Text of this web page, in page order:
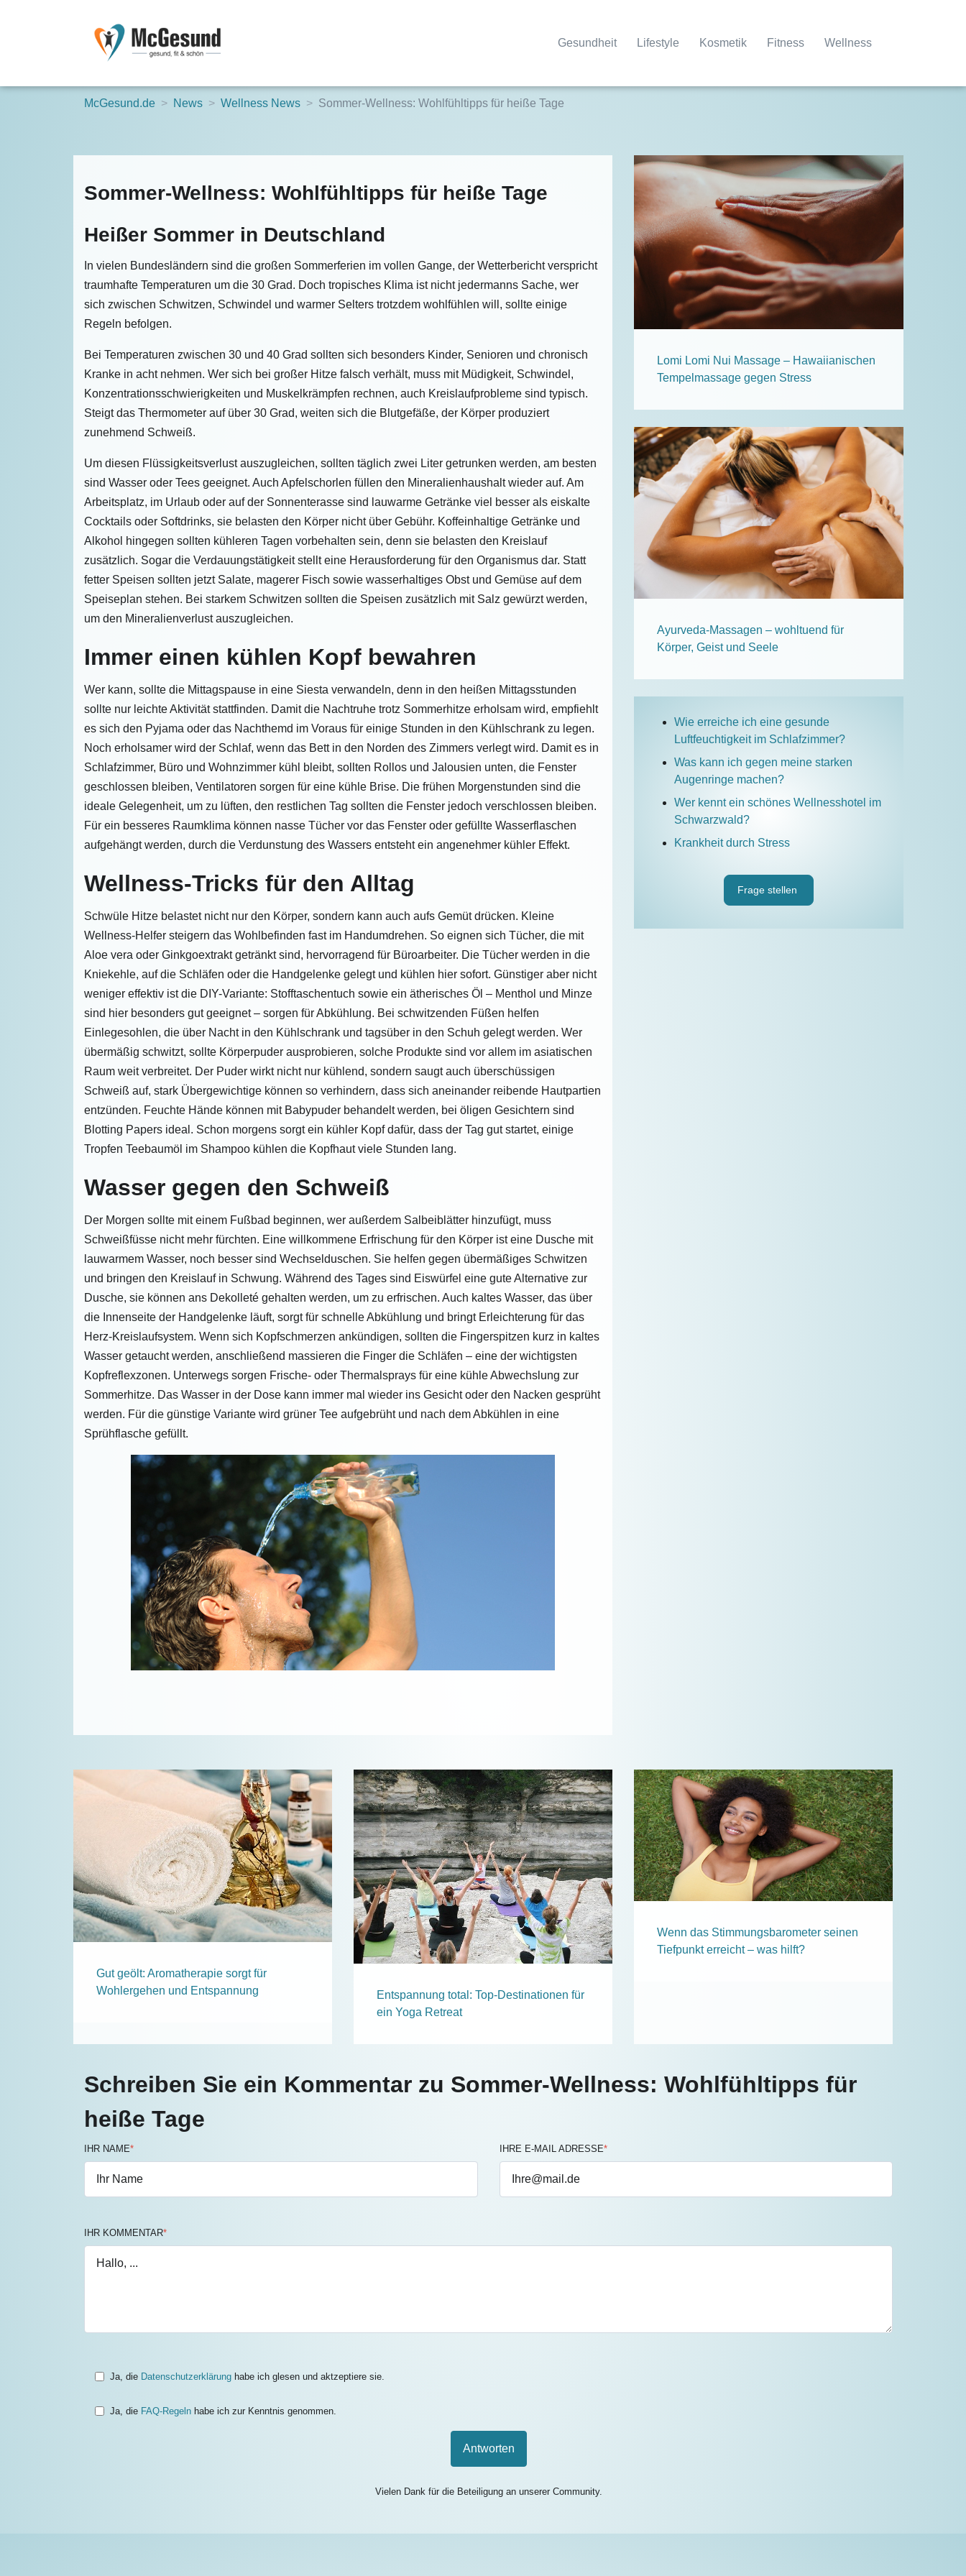
Gesundheit Lifestyle Kosmetik Fitness Wellness
McGesund.de News Wellness News Sommer-Wellness: Wohlfühltipps für heiße Tage
Sommer-Wellness: Wohlfühltipps für heiße Tage
Heißer Sommer in Deutschland
In vielen Bundesländern sind die großen Sommerferien im vollen Gange, der Wetterbericht verspricht
traumhafte Temperaturen um die 30 Grad. Doch tropisches Klima ist nicht jedermanns Sache, wer
sich zwischen Schwitzen, Schwindel und warmer Selters trotzdem wohlfühlen will, sollte einige
Regeln befolgen.
Bei Temperaturen zwischen 30 und 40 Grad sollten sich besonders Kinder, Senioren und chronisch
Kranke in acht nehmen. Wer sich bei großer Hitze falsch verhält, muss mit Müdigkeit, Schwindel,
Konzentrationsschwierigkeiten und Muskelkrämpfen rechnen, auch Kreislaufprobleme sind typisch.
Steigt das Thermometer auf über 30 Grad, weiten sich die Blutgefäße, der Körper produziert
zunehmend Schweiß.
Um diesen Flüssigkeitsverlust auszugleichen, sollten täglich zwei Liter getrunken werden, am besten
sind Wasser oder Tees geeignet. Auch Apfelschorlen füllen den Mineralienhaushalt wieder auf. Am
Arbeitsplatz, im Urlaub oder auf der Sonnenterasse sind lauwarme Getränke viel besser als eiskalte
Cocktails oder Softdrinks, sie belasten den Körper nicht über Gebühr. Koffeinhaltige Getränke und
Alkohol hingegen sollten kühleren Tagen vorbehalten sein, denn sie belasten den Kreislauf
zusätzlich. Sogar die Verdauungstätigkeit stellt eine Herausforderung für den Organismus dar. Statt
fetter Speisen sollten jetzt Salate, magerer Fisch sowie wasserhaltiges Obst und Gemüse auf dem
Speiseplan stehen. Bei starkem Schwitzen sollten die Speisen zusätzlich mit Salz gewürzt werden,
um den Mineralienverlust auszugleichen.
Immer einen kühlen Kopf bewahren
Wer kann, sollte die Mittagspause in eine Siesta verwandeln, denn in den heißen Mittagsstunden
sollte nur leichte Aktivität stattfinden. Damit die Nachtruhe trotz Sommerhitze erholsam wird, empfiehlt
es sich den Pyjama oder das Nachthemd im Voraus für einige Stunden in den Kühlschrank zu legen.
Noch erholsamer wird der Schlaf, wenn das Bett in den Norden des Zimmers verlegt wird. Damit es in
Schlafzimmer, Büro und Wohnzimmer kühl bleibt, sollten Rollos und Jalousien unten, die Fenster
geschlossen bleiben, Ventilatoren sorgen für eine kühle Brise. Die frühen Morgenstunden sind die
ideale Gelegenheit, um zu lüften, den restlichen Tag sollten die Fenster jedoch verschlossen bleiben.
Für ein besseres Raumklima können nasse Tücher vor das Fenster oder gefüllte Wasserflaschen
aufgehängt werden, durch die Verdunstung des Wassers entsteht ein angenehmer kühler Effekt.
Wellness-Tricks für den Alltag
Schwüle Hitze belastet nicht nur den Körper, sondern kann auch aufs Gemüt drücken. Kleine
Wellness-Helfer steigern das Wohlbefinden fast im Handumdrehen. So eignen sich Tücher, die mit
Aloe vera oder Ginkgoextrakt getränkt sind, hervorragend für Büroarbeiter. Die Tücher werden in die
Kniekehle, auf die Schläfen oder die Handgelenke gelegt und kühlen hier sofort. Günstiger aber nicht
weniger effektiv ist die DIY-Variante: Stofftaschentuch sowie ein ätherisches Öl – Menthol und Minze
sind hier besonders gut geeignet – sorgen für Abkühlung. Bei schwitzenden Füßen helfen
Einlegesohlen, die über Nacht in den Kühlschrank und tagsüber in den Schuh gelegt werden. Wer
übermäßig schwitzt, sollte Körperpuder ausprobieren, solche Produkte sind vor allem im asiatischen
Raum weit verbreitet. Der Puder wirkt nicht nur kühlend, sondern saugt auch überschüssigen
Schweiß auf, stark Übergewichtige können so verhindern, dass sich aneinander reibende Hautpartien
entzünden. Feuchte Hände können mit Babypuder behandelt werden, bei öligen Gesichtern sind
Blotting Papers ideal. Schon morgens sorgt ein kühler Kopf dafür, dass der Tag gut startet, einige
Tropfen Teebaumöl im Shampoo kühlen die Kopfhaut viele Stunden lang.
Wasser gegen den Schweiß
Der Morgen sollte mit einem Fußbad beginnen, wer außerdem Salbeiblätter hinzufügt, muss
Schweißfüsse nicht mehr fürchten. Eine willkommene Erfrischung für den Körper ist eine Dusche mit
lauwarmem Wasser, noch besser sind Wechselduschen. Sie helfen gegen übermäßiges Schwitzen
und bringen den Kreislauf in Schwung. Während des Tages sind Eiswürfel eine gute Alternative zur
Dusche, sie können ans Dekolleté gehalten werden, um zu erfrischen. Auch kaltes Wasser, das über
die Innenseite der Handgelenke läuft, sorgt für schnelle Abkühlung und bringt Erleichterung für das
Herz-Kreislaufsystem. Wenn sich Kopfschmerzen ankündigen, sollten die Fingerspitzen kurz in kaltes
Wasser getaucht werden, anschließend massieren die Finger die Schläfen – eine der wichtigsten
Kopfreflexzonen. Unterwegs sorgen Frische- oder Thermalsprays für eine kühle Abwechslung zur
Sommerhitze. Das Wasser in der Dose kann immer mal wieder ins Gesicht oder den Nacken gesprüht
werden. Für die günstige Variante wird grüner Tee aufgebrüht und nach dem Abkühlen in eine
Sprühflasche gefüllt.
Lomi Lomi Nui Massage – Hawaiianischen
Tempelmassage gegen Stress
Ayurveda-Massagen – wohltuend für
Körper, Geist und Seele
Wie erreiche ich eine gesunde
Luftfeuchtigkeit im Schlafzimmer?
Was kann ich gegen meine starken
Augenringe machen?
Wer kennt ein schönes Wellnesshotel im
Schwarzwald?
Krankheit durch Stress
Frage stellen
Gut geölt: Aromatherapie sorgt für
Wohlergehen und Entspannung
Entspannung total: Top-Destinationen für
ein Yoga Retreat
Wenn das Stimmungsbarometer seinen
Tiefpunkt erreicht – was hilft?
Schreiben Sie ein Kommentar zu Sommer-Wellness: Wohlfühltipps für
heiße Tage
IHR NAME* IHRE E-MAIL ADRESSE*
IHR KOMMENTAR*
Ja, die Datenschutzerklärung habe ich glesen und aktzeptiere sie.
Ja, die FAQ-Regeln habe ich zur Kenntnis genommen.
Antworten
Vielen Dank für die Beteiligung an unserer Community.